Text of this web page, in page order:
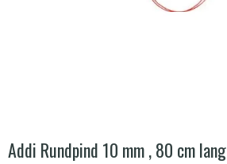
Addi Rundpind 10 mm , 80 cm lang